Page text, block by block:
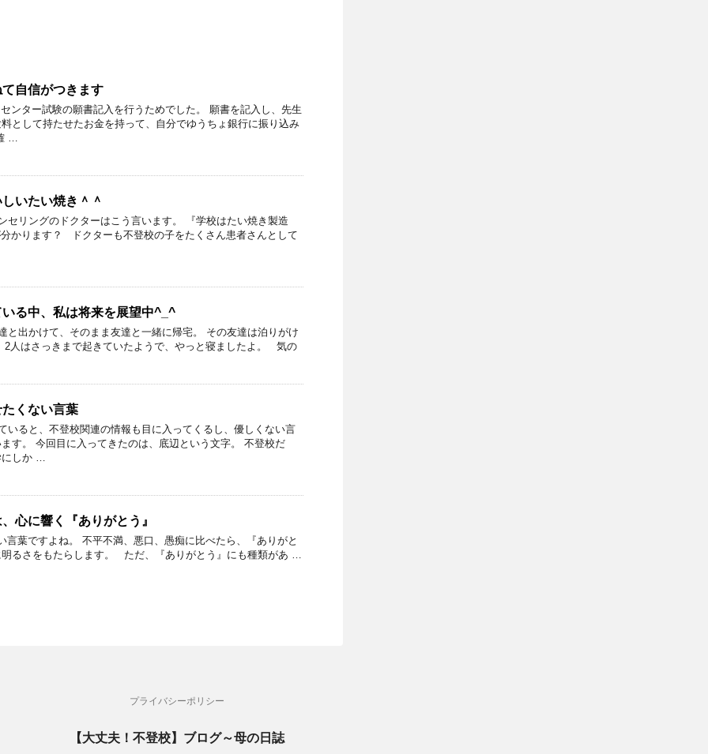
自信がつきます
ンター試験の願書記入を行うためでした。 願書を記入し、先生
として持たせたお金を持って、自分でゆうちょ銀行に振り込み
…
いたい焼き＾＾
セリングのドクターはこう言います。 『学校はたい焼き製造
かります？ ドクターも不登校の子をたくさん患者さんとして
る中、私は将来を展望中^_^
と出かけて、そのまま友達と一緒に帰宅。 その友達は泊りがけ
2人はさっきまで起きていたようで、やっと寝ましたよ。 気の
くない言葉
いると、不登校関連の情報も目に入ってくるし、優しくない言
す。 今回目に入ってきたのは、底辺という文字。 不登校だ
にしか …
心に響く『ありがとう』
葉ですよね。 不平不満、悪口、愚痴に比べたら、『ありがと
明るさをもたらします。 ただ、『ありがとう』にも種類があ …
プライバシーポリシー
【大丈夫！不登校】ブログ～母の日誌